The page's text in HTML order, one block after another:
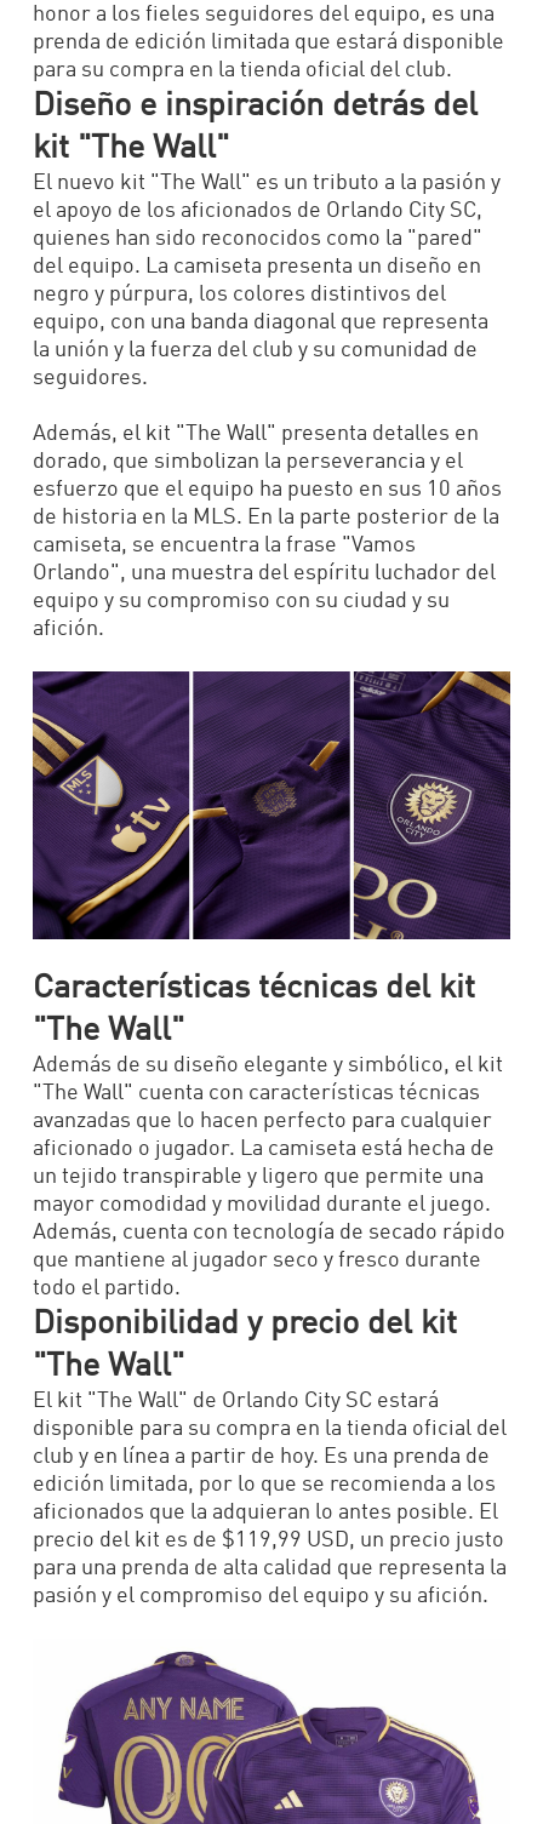
honor a los fieles seguidores del equipo, es una
prenda de edición limitada que estará disponible
para su compra en la tienda oficial del club.
Diseño e inspiración detrás del
kit "The Wall"
El nuevo kit "The Wall" es un tributo a la pasión y
el apoyo de los aficionados de Orlando City SC,
quienes han sido reconocidos como la "pared"
del equipo. La camiseta presenta un diseño en
negro y púrpura, los colores distintivos del
equipo, con una banda diagonal que representa
la unión y la fuerza del club y su comunidad de
seguidores.
Además, el kit "The Wall" presenta detalles en
dorado, que simbolizan la perseverancia y el
esfuerzo que el equipo ha puesto en sus 10 años
de historia en la MLS. En la parte posterior de la
camiseta, se encuentra la frase "Vamos
Orlando", una muestra del espíritu luchador del
equipo y su compromiso con su ciudad y su
afición.
Características técnicas del kit
"The Wall"
Además de su diseño elegante y simbólico, el kit
"The Wall" cuenta con características técnicas
avanzadas que lo hacen perfecto para cualquier
aficionado o jugador. La camiseta está hecha de
un tejido transpirable y ligero que permite una
mayor comodidad y movilidad durante el juego.
Además, cuenta con tecnología de secado rápido
que mantiene al jugador seco y fresco durante
todo el partido.
Disponibilidad y precio del kit
"The Wall"
El kit "The Wall" de Orlando City SC estará
disponible para su compra en la tienda oficial del
club y en línea a partir de hoy. Es una prenda de
edición limitada, por lo que se recomienda a los
aficionados que la adquieran lo antes posible. El
precio del kit es de $119,99 USD, un precio justo
para una prenda de alta calidad que representa la
pasión y el compromiso del equipo y su afición.